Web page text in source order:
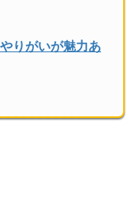
りがいが魅力あ